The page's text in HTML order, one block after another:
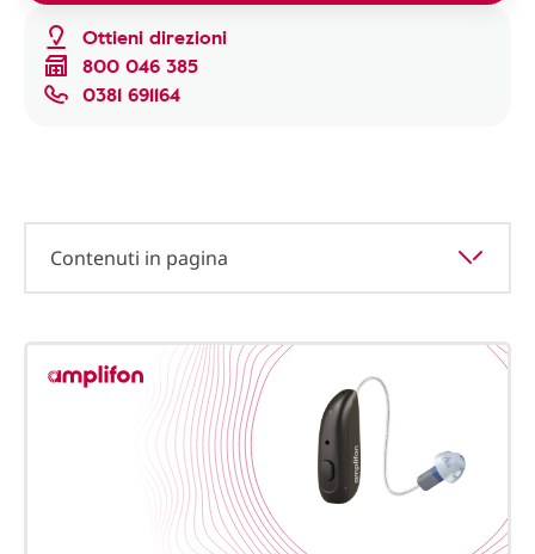
Ottieni direzioni
800 046 385
0381 691164
Contenuti in pagina